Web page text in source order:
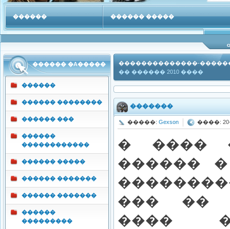
������ ������ �����
������ �A�����
������
������ ��������
������ ���
������
������������
������ �����
������ �������
������ �������
������
���������
��������������-
�� ������ 2010 ����
�������
�����: Gexson ����: 20-
� ����
������
��� ��
����